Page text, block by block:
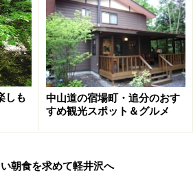
しも
中山道の宿場町・追分のおす
すめ観光スポット＆グルメ
朝食を求めて軽井沢へ